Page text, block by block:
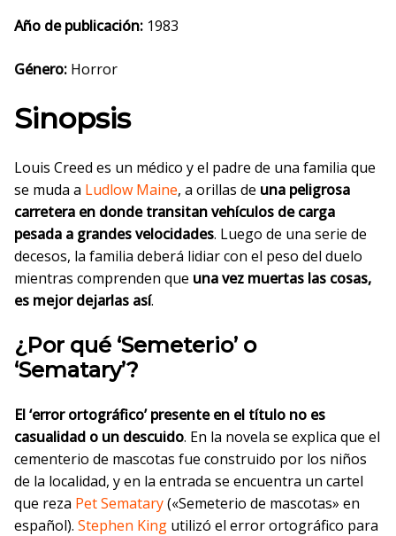
Año de publicación: 1983
Género: Horror
Sinopsis
Louis Creed es un médico y el padre de una familia que
se muda a Ludlow Maine, a orillas de una peligrosa
carretera en donde transitan vehículos de carga
pesada a grandes velocidades. Luego de una serie de
decesos, la familia deberá lidiar con el peso del duelo
mientras comprenden que una vez muertas las cosas,
es mejor dejarlas así.
¿Por qué ‘Semeterio’ o
‘Sematary’?
El ‘error ortográfico’ presente en el título no es
casualidad o un descuido. En la novela se explica que el
cementerio de mascotas fue construido por los niños
de la localidad, y en la entrada se encuentra un cartel
que reza Pet Sematary(«Semeterio de mascotas» en
español). Stephen King utilizó el error ortográfico para